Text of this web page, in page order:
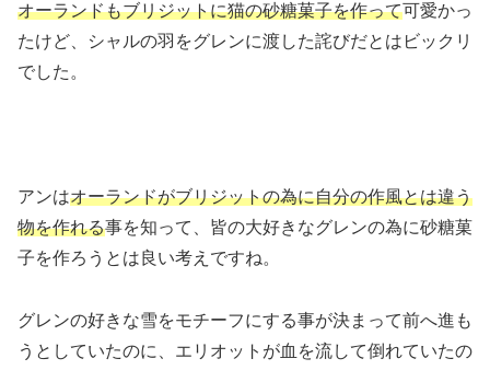
オーランドもブリジットに猫の砂糖菓子を作って可愛かっ
たけど、シャルの羽をグレンに渡した詫びだとはビックリ
でした。
アンはオーランドがブリジットの為に自分の作風とは違う
物を作れる事を知って、皆の大好きなグレンの為に砂糖菓
子を作ろうとは良い考えですね。
グレンの好きな雪をモチーフにする事が決まって前へ進も
うとしていたのに、エリオットが血を流して倒れていたの